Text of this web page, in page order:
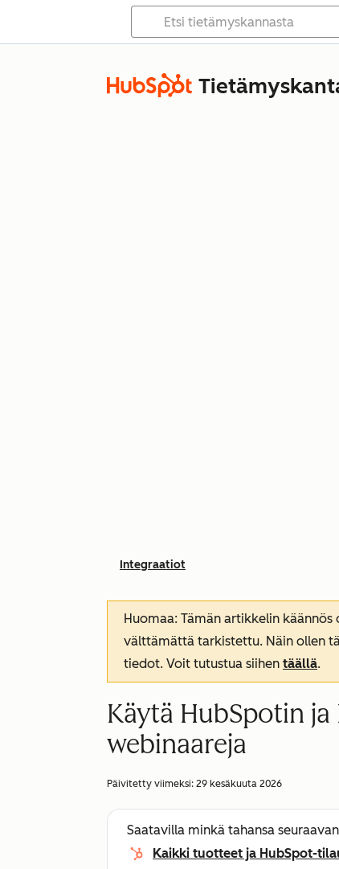
Integraatiot
Huomaa: Tämän artikkelin
välttämättä tarkistettu. Näin ollen
tiedot. Voit tutustua siihen täällä.
Käytä HubSpotin
webinaareja
Päivitetty viimeksi: 29 kesäkuuta 2026
Saatavilla minkä tahansa seuraavan
Kaikki tuotteet ja HubSpot-